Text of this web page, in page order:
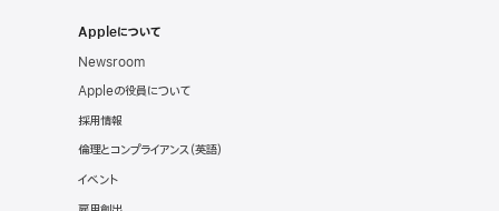
Appleについて
Newsroom
Appleの役員について
採用情報
倫理とコンプライアンス（英語）
イベント